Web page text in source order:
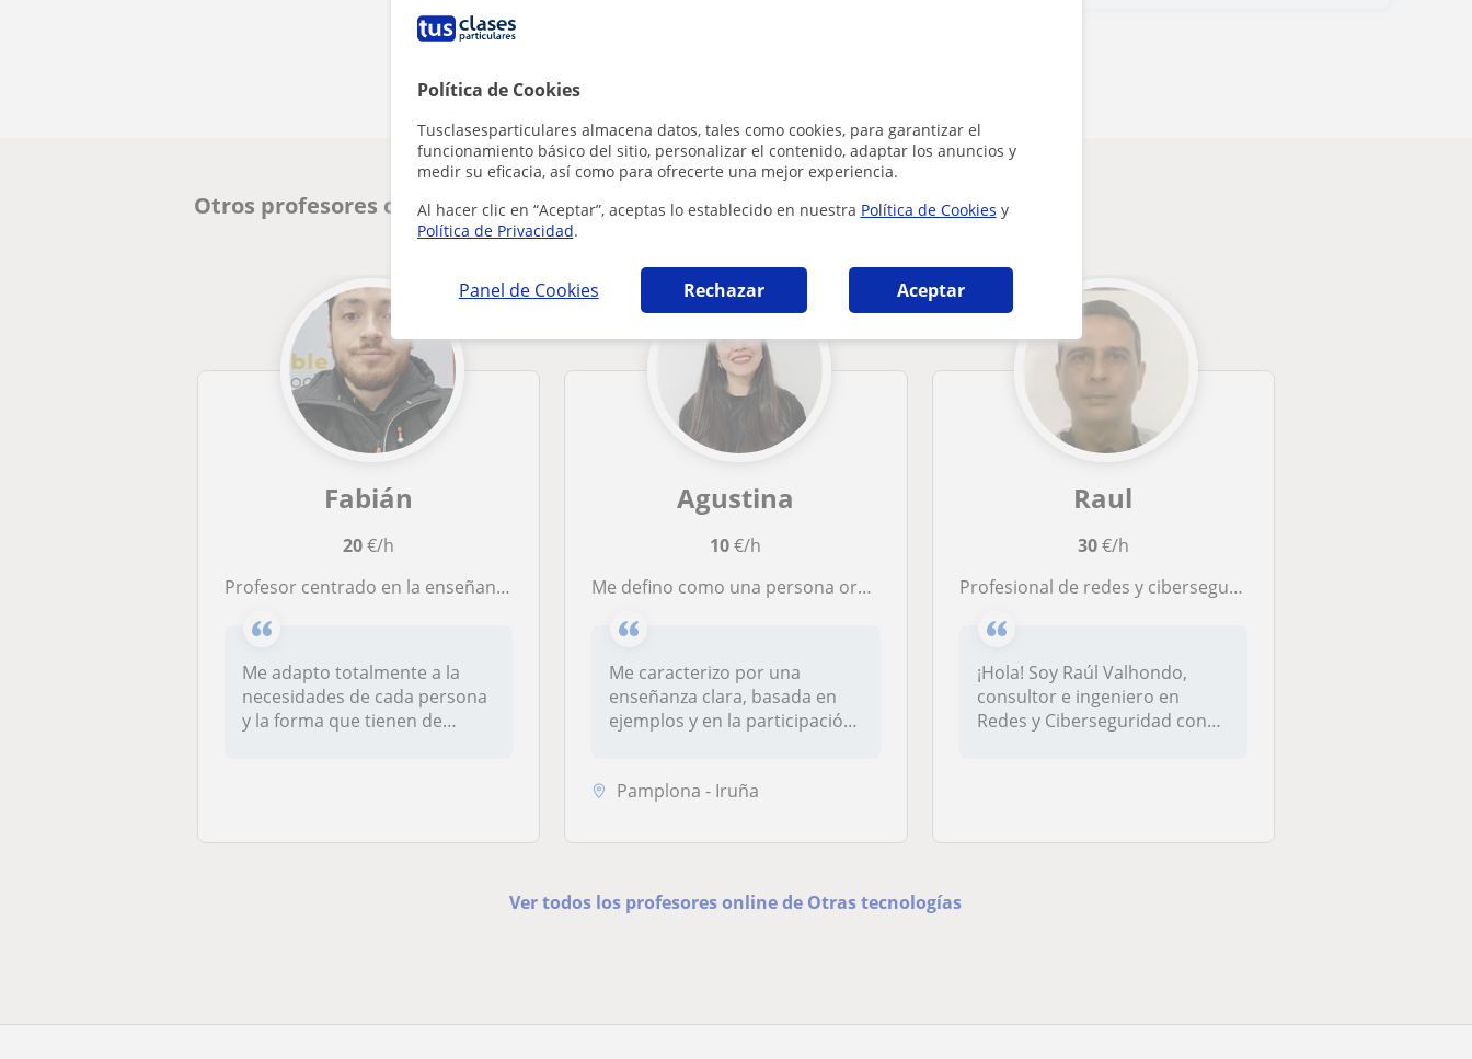
Política de Cookies
Tusclasesparticulares almacena datos, tales como cookies, para garantizar el
funcionamiento básico del sitio, personalizar el contenido, adaptar los anuncios y
medir su eficacia, así como para ofrecerte una mejor experiencia.
Al hacer clic en “Aceptar”, aceptas lo establecido en nuestra Política de Cookies y
Política de Privacidad.
Panel de Cookies Rechazar Aceptar
Otros profesores online de Otras tecnologías que pueden interesarte
Fabián
20€/h
Profesor centrado en la enseñanza de tecnologías de CCTV, Videoportería y controles de acceso.
Me adapto totalmente a la
necesidades de cada persona
y la forma que tienen de
Agustina
10€/h
Me defino como una persona organizada, comunicativa y enfocada en hacer que lo complejo se entienda de forma simple y práctica.
Me caracterizo por una
enseñanza clara, basada en
ejemplos y en la participación
Pamplona - Iruña
Raul
30€/h
Profesional de redes y ciberseguridad con más de 15 años de experiencia en administración, diseño, implementación y soporte
¡Hola! Soy Raúl Valhondo,
consultor e ingeniero en
Redes y Ciberseguridad con
Ver todos los profesores online de Otras tecnologías